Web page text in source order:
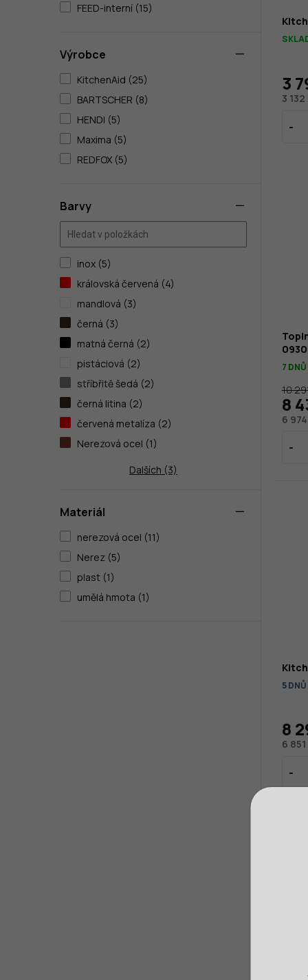
FEED-interní (15)
Výrobce
KitchenAid (25)
BARTSCHER (8)
HENDI (5)
Maxima (5)
REDFOX (5)
Barvy
inox (5)
královská červená (4)
mandlová (3)
černá (3)
matná černá (2)
pistáciová (2)
stříbřitě šedá (2)
černá litina (2)
červená metalíza (2)
Nerezová ocel (1)
Dalších (3)
Materiál
nerezová ocel (11)
Nerez (5)
plast (1)
umělá hmota (1)
3
3
7 DNŮ
6
10
8
5 DNŮ
6
8